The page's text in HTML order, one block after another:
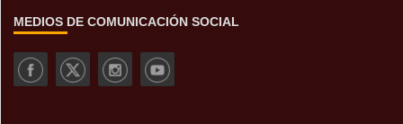
MEDIOS DE COMUNICACIÓN SOCIAL